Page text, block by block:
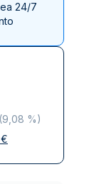
24/7
(9,08 %)
€